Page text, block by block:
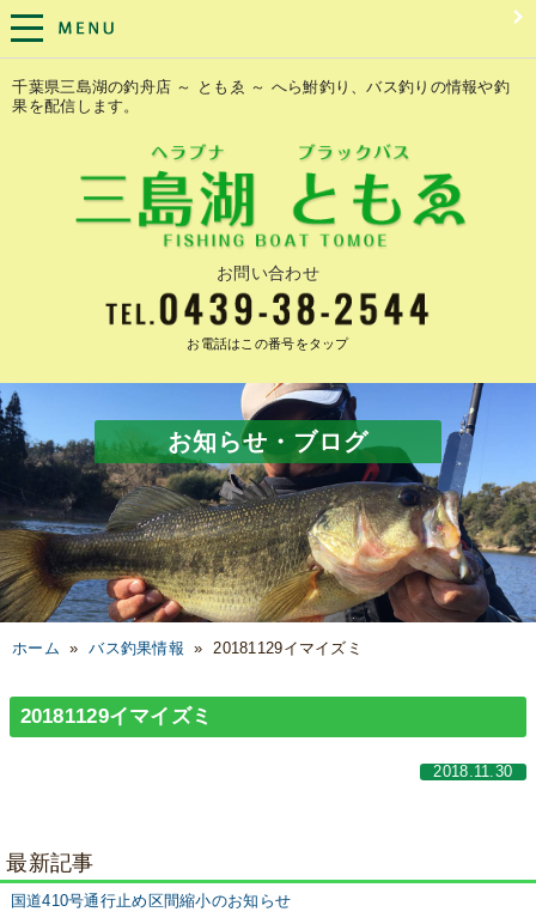
千葉県三島湖の釣舟店 ～ ともゑ ～ へら鮒釣り、バス釣りの情報や釣
果を配信します。
お問い合わせ
お電話はこの番号をタップ
お知らせ・ブログ
ホーム »バス釣果情報 »20181129イマイズミ
20181129イマイズミ
2018.11.30
最新記事
国道410号通行止め区間縮小のお知らせ